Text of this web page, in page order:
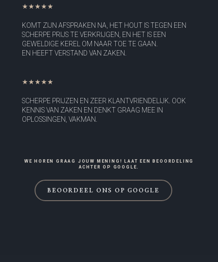
★★★★★
KOMT ZIJN AFSPRAKEN NA, HET HOUT IS TEGEN EEN
SCHERPE PRIJS TE VERKRIJGEN, EN HET IS EEN
GEWELDIGE KEREL OM NAAR TOE TE GAAN.
EN HEEFT VERSTAND VAN ZAKEN.
★★★★★
SCHERPE PRIJZEN EN ZEER KLANTVRIENDELIJK. OOK
KENNIS VAN ZAKEN EN DENKT GRAAG MEE IN
OPLOSSINGEN, VAKMAN.
WE HOREN GRAAG JOUW MENING! LAAT EEN BEOORDELING
ACHTER OP GOOGLE.
BEOORDEEL ONS OP GOOGLE